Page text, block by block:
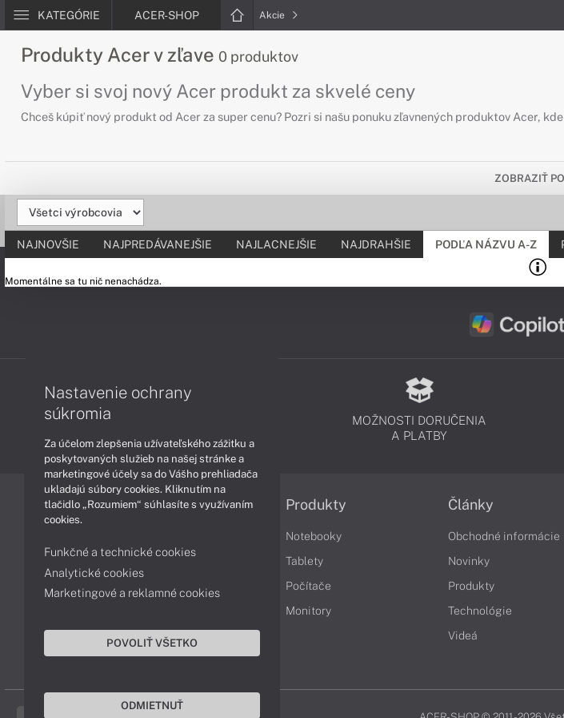
KATEGÓRIE ACER-SHOP Akcie
Produkty Acer v zľave 0 produktov
Vyber si svoj nový Acer produkt za skvelé ceny
Chceš kúpiť nový produkt od Acer za super cenu? Pozri si našu ponuku zľavnených produktov Acer,
ZOBRAZIŤ
NAJNOVŠIE NAJPREDÁVANEJŠIE NAJLACNEJŠIE NAJDRAHŠIE PODĽA NÁZVU A-Z
Momentálne sa tu nič nenachádza.
MOŽNOSTI DORUČENIA
A PLATBY
Informácie
Ochrana osobných údajov
Vyhlásenie o prístupnosti
Cookies
Produkty
Notebooky
Tablety
Počítače
Monitory
Články
Obchodné informácie
Novinky
Produkty
Technológie
Videá
Nastavenie ochrany
súkromia
Za účelom zlepšenia užívateľského zážitku a
poskytovaných služieb na našej stránke a
marketingové účely sa do Vášho prehliadača
ukladajú súbory cookies. Kliknutím na
tlačidlo „Rozumiem“ súhlasíte s využívaním
cookies.
Funkčné a technické cookies
Analytické cookies
Marketingové a reklamné cookies
POVOLIŤ VŠETKO
ODMIETNUŤ